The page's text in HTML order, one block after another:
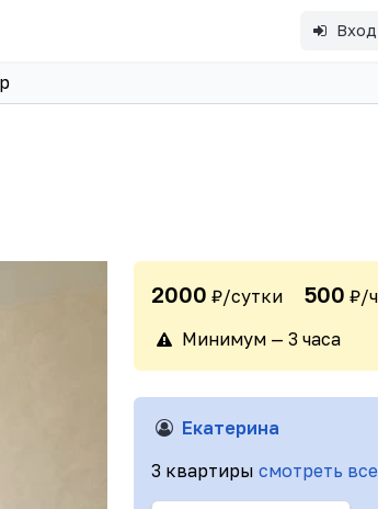
Вход
2000 ₽/сутки 500 ₽/
Минимум — 3 часа
Екатерина
3 квартиры смотреть все